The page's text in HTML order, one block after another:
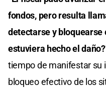
fondos, pero resulta
detectarse y bloquearse
estuviera hecho el daño?
tiempo de manifestar su
bloqueo efectivo de los